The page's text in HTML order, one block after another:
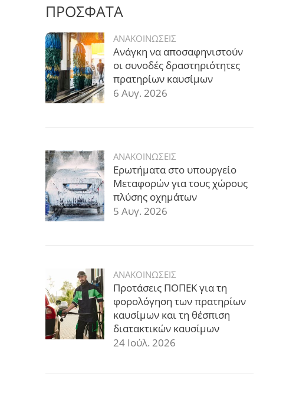
ΠΡΟΣΦΑΤΑ
ΑΝΑΚΟΙΝΩΣΕΙΣ
Ανάγκη να αποσαφηνιστούν
οι συνοδές δραστηριότητες
πρατηρίων καυσίμων
6 Αυγ. 2026
ΑΝΑΚΟΙΝΩΣΕΙΣ
Ερωτήματα στο υπουργείο
Μεταφορών για τους χώρους
πλύσης οχημάτων
5 Αυγ. 2026
ΑΝΑΚΟΙΝΩΣΕΙΣ
Προτάσεις ΠΟΠΕΚ για τη
φορολόγηση των πρατηρίων
καυσίμων και τη θέσπιση
διατακτικών καυσίμων
24 Ιούλ. 2026